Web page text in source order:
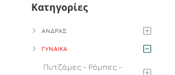
Κατηγορίες
ΑΝΔΡΑΣ
ΓΥΝΑΙΚΑ
Πυτζάμες - Ρόμπες -